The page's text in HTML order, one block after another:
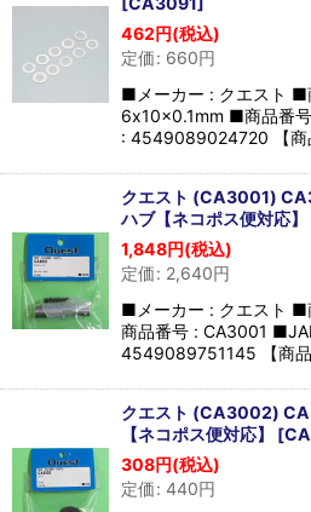
462円(税込)
定価: 660円
■メーカー : クエスト ■
6x10x0.1mm ■商品番
: 4549089024720 【商
クエスト (CA3001)
ハブ【ネコポス便対応】
1,848円(税込)
定価: 2,640円
■メーカー : クエスト
商品番号 : CA3001
4549089751145 【商
クエスト (CA3002)
【ネコポス便対応】 [
308円(税込)
定価: 440円